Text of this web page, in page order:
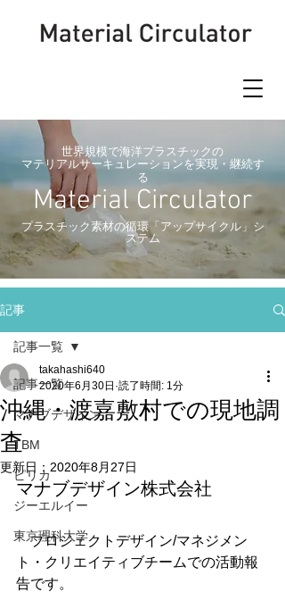
世界規模で海洋プラスチックの
マテリアルサーキュレーションを実現・継続す
る
Material Circulator
​プラスチック素材の循環「アップサイクル」シ
ステム
記事
記事一覧
マナブデザイン
TBM
ピリカ
ジーエルイー
東京理科大学
記事一覧
沖縄・渡嘉敷村での現地調
査
takahashi640
2020年6月30日 読了時間: 1分
更新日： 2020年8月27日
マナブデザイン株式会社
プロジェクトデザイン/マネジメン
ト・クリエイティブチームでの活動報
告です。